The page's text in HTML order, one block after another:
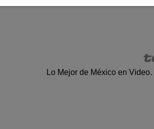
Lo Mejor de México en